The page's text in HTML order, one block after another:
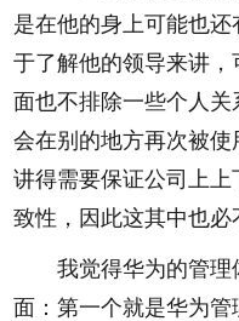
是在他的身上可能也
于了解他的领导来讲
面也不排除一些个人
会在别的地方再次被
讲得需要保证公司上
致性，因此这其中也必
我觉得华为的管理
面：第一个就是华为